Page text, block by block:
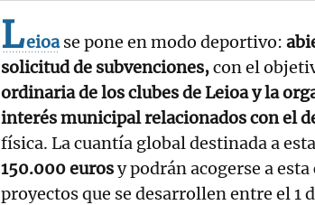
Leioase pone en modo deportivo:
solicitud de subvenciones,con el
ordinaria de los clubes de Leioa y la
interés municipal relacionados con el
física. La cuantía global destinada a
150.000 eurosy podrán acogerse a
proyectos que se desarrollen entre el 1